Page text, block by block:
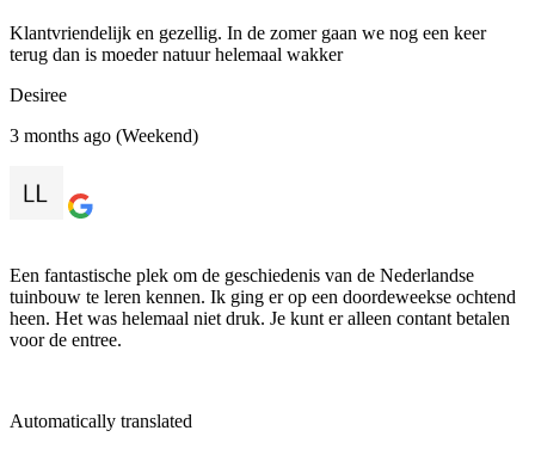
Klantvriendelijk en gezellig. In de zomer gaan we nog een keer
terug dan is moeder natuur helemaal wakker
Desiree
3 months ago (Weekend)
Een fantastische plek om de geschiedenis van de Nederlandse
tuinbouw te leren kennen. Ik ging er op een doordeweekse ochtend
heen. Het was helemaal niet druk. Je kunt er alleen contant betalen
voor de entree.
Automatically translated